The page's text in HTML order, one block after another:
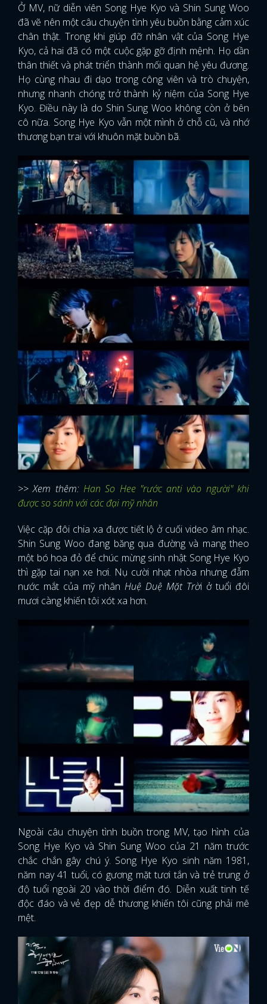
Ở MV, nữ diễn viên Song Hye Kyo và Shin Sung Woo
đã vẽ nên một câu chuyện tình yêu buồn bằng cảm xúc
chân thật. Trong khi giúp đỡ nhân vật của Song Hye
Kyo, cả hai đã có một cuộc gặp gỡ định mệnh. Họ dần
thân thiết và phát triển thành mối quan hệ yêu đương.
Họ cùng nhau đi dạo trong công viên và trò chuyện,
nhưng nhanh chóng trở thành kỷ niệm của Song Hye
Kyo. Điều này là do Shin Sung Woo không còn ở bên
cô nữa. Song Hye Kyo vẫn một mình ở chỗ cũ, và nhớ
thương bạn trai với khuôn mặt buồn bã.
>> Xem thêm: Han So Hee "rước anti vào người" khi
được so sánh với các đại mỹ nhân
Việc cặp đôi chia xa được tiết lộ ở cuối video âm nhạc.
Shin Sung Woo đang băng qua đường và mang theo
một bó hoa đỏ để chúc mừng sinh nhật Song Hye Kyo
thì gặp tai nạn xe hơi. Nụ cười nhạt nhòa nhưng đẫm
nước mắt của mỹ nhân Huệ Duệ Mặt Trời ở tuổi đôi
mươi càng khiến tôi xót xa hơn.
Ngoài câu chuyện tình buồn trong MV, tạo hình của
Song Hye Kyo và Shin Sung Woo của 21 năm trước
chắc chắn gây chú ý. Song Hye Kyo sinh năm 1981,
năm nay 41 tuổi, có gương mặt tươi tắn và trẻ trung ở
độ tuổi ngoài 20 vào thời điểm đó. Diễn xuất tinh tế
độc đáo và vẻ đẹp dễ thương khiến tôi cũng phải mê
mệt.